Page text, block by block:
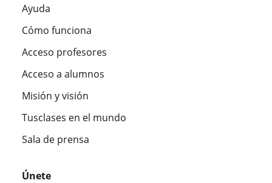
Ayuda
Cómo funciona
Acceso profesores
Acceso a alumnos
Misión y visión
Tusclases en el mundo
Sala de prensa
Únete